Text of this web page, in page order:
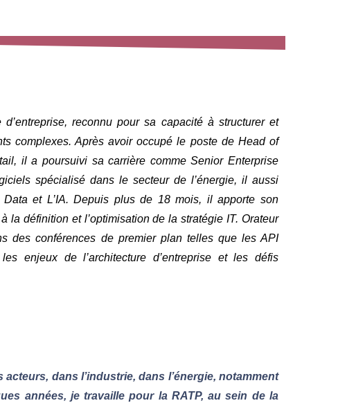
reconnu pour sa capacité à structurer et
complexes. Après avoir occupé le poste de Head of
il a poursuivi sa carrière comme Senior Enterprise
spécialisé dans le secteur de l’énergie, il aussi
et L’IA. Depuis plus de 18 mois, il apporte son
la définition et l’optimisation de la stratégie IT. Orateur
des conférences de premier plan telles que les API
enjeux de l’architecture d’entreprise et les défis
dans l’industrie, dans l’énergie, notamment
années, je travaille pour la RATP, au sein de la